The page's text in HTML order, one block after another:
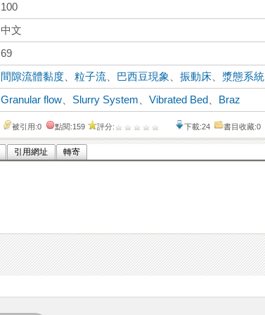
100
中文
69
間隙流體黏度 、粒子流 巴西豆現象 、振動床
漿態系統
Granular flow Slurry System 、Vibrated Bed
Braz
被引用:0 點閱:159 評分: 下載:24 書目收藏:0
引用網址 轉寄